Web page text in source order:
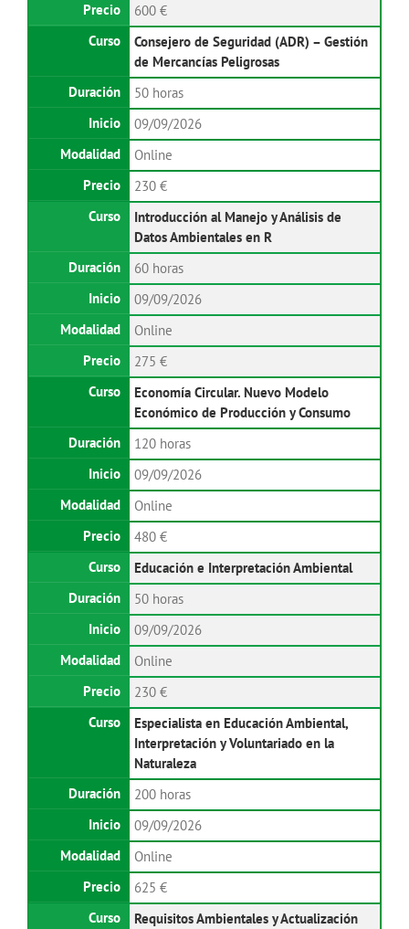
600 €
Consejero de Seguridad (ADR) – Gestión
de Mercancías Peligrosas
50 horas
09/09/2026
Online
230 €
Introducción al Manejo y Análisis de
Datos Ambientales en R
60 horas
09/09/2026
Online
275 €
Economía Circular. Nuevo Modelo
Económico de Producción y Consumo
120 horas
09/09/2026
Online
480 €
Educación e Interpretación Ambiental
50 horas
09/09/2026
Online
230 €
Especialista en Educación Ambiental,
Interpretación y Voluntariado en la
Naturaleza
200 horas
09/09/2026
Online
625 €
Requisitos Ambientales y Actualización